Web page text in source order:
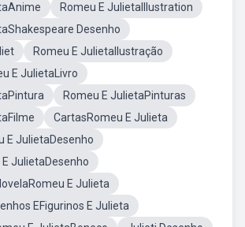
Romeu E JulietaIllustration
Desenho
Romeu E JulietaIlustração
E JulietaLivro
Romeu E JulietaPinturas
CartasRomeu E Julieta
E JulietaDesenho
JulietaDesenho
E Julieta
EFigurinos E Julieta